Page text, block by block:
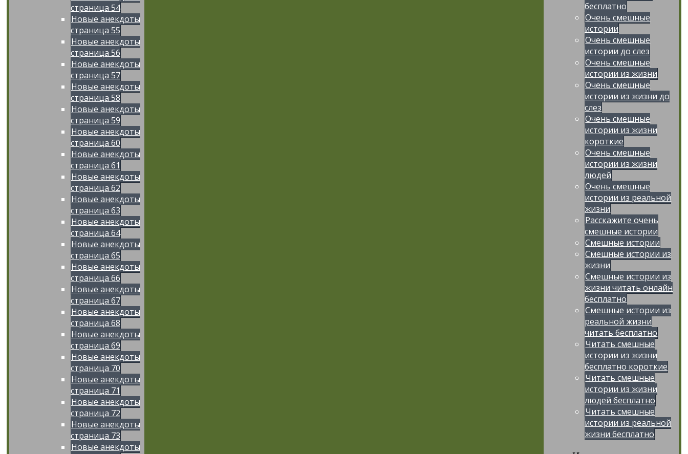
страница 54
Новые анекдоты
страница 55
Новые анекдоты
страница 56
Новые анекдоты
страница 57
Новые анекдоты
страница 58
Новые анекдоты
страница 59
Новые анекдоты
страница 60
Новые анекдоты
страница 61
Новые анекдоты
страница 62
Новые анекдоты
страница 63
Новые анекдоты
страница 64
Новые анекдоты
страница 65
Новые анекдоты
страница 66
Новые анекдоты
страница 67
Новые анекдоты
страница 68
Новые анекдоты
страница 69
Новые анекдоты
страница 70
Новые анекдоты
страница 71
Новые анекдоты
страница 72
Новые анекдоты
страница 73
Новые анекдоты
бесплатно
Очень смешные
истории
Очень смешные
истории до слез
Очень смешные
истории из жизни
Очень смешные
истории из жизни до
слез
Очень смешные
истории из жизни
короткие
Очень смешные
истории из жизни
людей
Очень смешные
истории из реальной
жизни
Расскажите очень
смешные истории
Смешные истории
Смешные истории из
жизни
Смешные истории из
жизни читать онлайн
бесплатно
Смешные истории из
реальной жизни
читать бесплатно
Читать смешные
истории из жизни
бесплатно короткие
Читать смешные
истории из жизни
людей бесплатно
Читать смешные
истории из реальной
жизни бесплатно